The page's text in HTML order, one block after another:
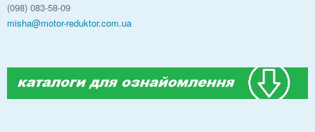
(098) 083-58-09
misha@motor-reduktor.com.ua